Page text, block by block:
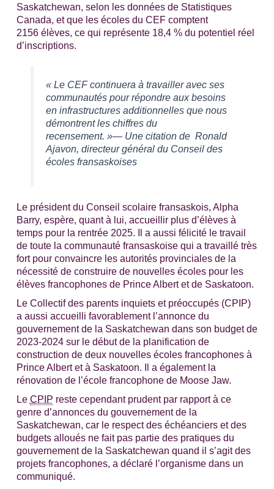
Saskatchewan, selon les données de Statistiques
Canada, et que les écoles du CEF comptent
2156 élèves, ce qui représente 18,4 % du potentiel réel
d’inscriptions.
« Le CEF continuera à travailler avec ses
communautés pour répondre aux besoins
en infrastructures additionnelles que nous
démontrent les chiffres du
recensement. »— Une citation de Ronald
Ajavon, directeur général du Conseil des
écoles fransaskoises
Le président du Conseil scolaire fransaskois, Alpha
Barry, espère, quant à lui, accueillir plus d’élèves à
temps pour la rentrée 2025. Il a aussi félicité le travail
de toute la communauté fransaskoise qui a travaillé très
fort pour convaincre les autorités provinciales de la
nécessité de construire de nouvelles écoles pour les
élèves francophones de Prince Albert et de Saskatoon.
Le Collectif des parents inquiets et préoccupés (CPIP)
a aussi accueilli favorablement l’annonce du
gouvernement de la Saskatchewan dans son budget de
2023-2024 sur le début de la planification de
construction de deux nouvelles écoles francophones à
Prince Albert et à Saskatoon. Il a également la
rénovation de l’école francophone de Moose Jaw.
Le CPIP reste cependant prudent par rapport à ce
genre d’annonces du gouvernement de la
Saskatchewan, car le respect des échéanciers et des
budgets alloués ne fait pas partie des pratiques du
gouvernement de la Saskatchewan quand il s’agit des
projets francophones, a déclaré l’organisme dans un
communiqué.